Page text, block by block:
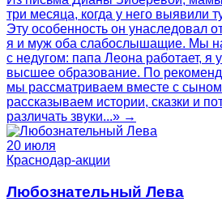
три месяца, когда у него выявили
Эту особенность он унаследовал
я и муж оба слабослышащие. Мы
с недугом: папа Леона работает, я
высшее образование. По
мы рассматриваем вместе с сыном
рассказываем истории, сказки и
различать звуки...» →
20 июля
Краснодар-акции
Любознательный Лева